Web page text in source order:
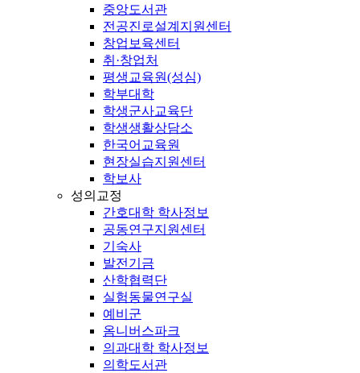
중앙도서관
전공진로설계지원센터
창업보육센터
취·창업처
평생교육원(성심)
학부대학
학생군사교육단
학생생활상담소
한국어교육원
현장실습지원센터
학보사
성의교정
간호대학 학사정보
공동연구지원센터
기숙사
발전기금
산학협력단
실험동물연구실
예비군
옴니버스파크
의과대학 학사정보
의학도서관